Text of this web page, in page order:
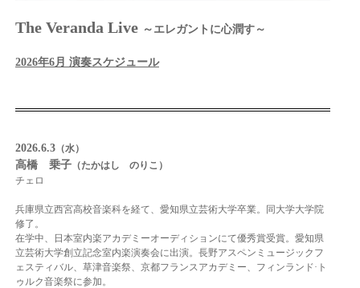
The Veranda Live ～エレガントに心潤す～
2026年6月 演奏スケジュール
2026.6.3（水）
高橋 乗子（たかはし のりこ）
チェロ
兵庫県立西宮高校音楽科を経て、愛知県立芸術大学卒業。同大学大学院
修了。
在学中、日本室内楽アカデミーオーディションにて優秀賞受賞。愛知県
立芸術大学創立記念室内楽演奏会に出演。長野アスペンミュージックフ
ェスティバル、草津音楽祭、京都フランスアカデミー、フィンランド·ト
ゥルク音楽祭に参加。